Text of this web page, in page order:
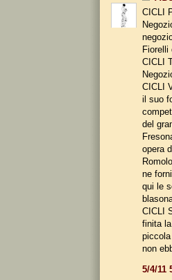
CICLI
Fiorelli
CICLI
CICLI
il suo
del
opera
ne
qui le
CICLI
finita
non
5/4/11